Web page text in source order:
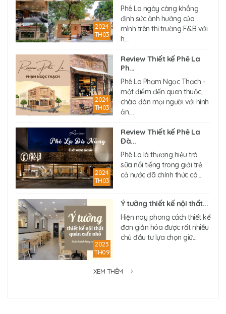
2024
TH03
Phê La ngày càng khẳng
định sức ảnh hưởng của
mình trên thị trường F&B với
h....
2024
TH03
Review Thiết kế Phê La
Ph...
Phê La Phạm Ngọc Thạch -
một điểm đến quen thuộc,
chào đón mọi người với hình
ản....
2024
TH03
Review Thiết kế Phê La
Đà...
Phê La là thương hiệu trà
sữa nổi tiếng trong giới trẻ
cả nước đã chính thức có....
2023
TH09
Ý tưởng thiết kế nội thất...
Hiện nay phong cách thiết kế
đơn giản hóa được rất nhiều
chủ đầu tư lựa chọn giữ....
XEM THÊM